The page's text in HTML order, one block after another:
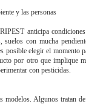
y las personas
anticipa
suelos con mucha
posible elegir el momento
por otro que implique
con pesticidas.
modelos. Algunos tratan